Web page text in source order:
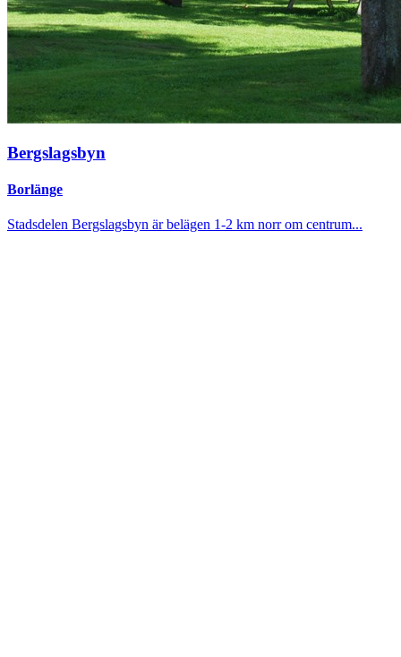
Bergslagsbyn
Borlänge
Stadsdelen Bergslagsbyn är belägen 1-2 km norr om centrum...